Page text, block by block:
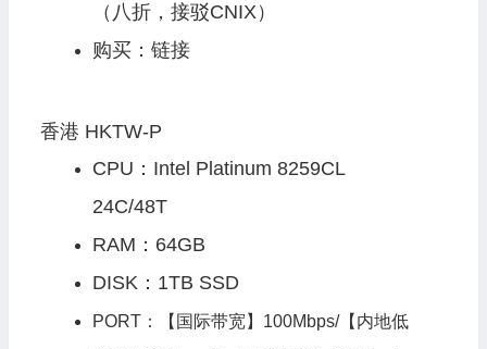
（八折，接驳CNIX）
购买： 链接
香港 HKTW-P
CPU：Intel Platinum 8259CL
24C/48T
RAM：64GB
DISK：1TB SSD
PORT：【国际带宽】100Mbps/【内地低